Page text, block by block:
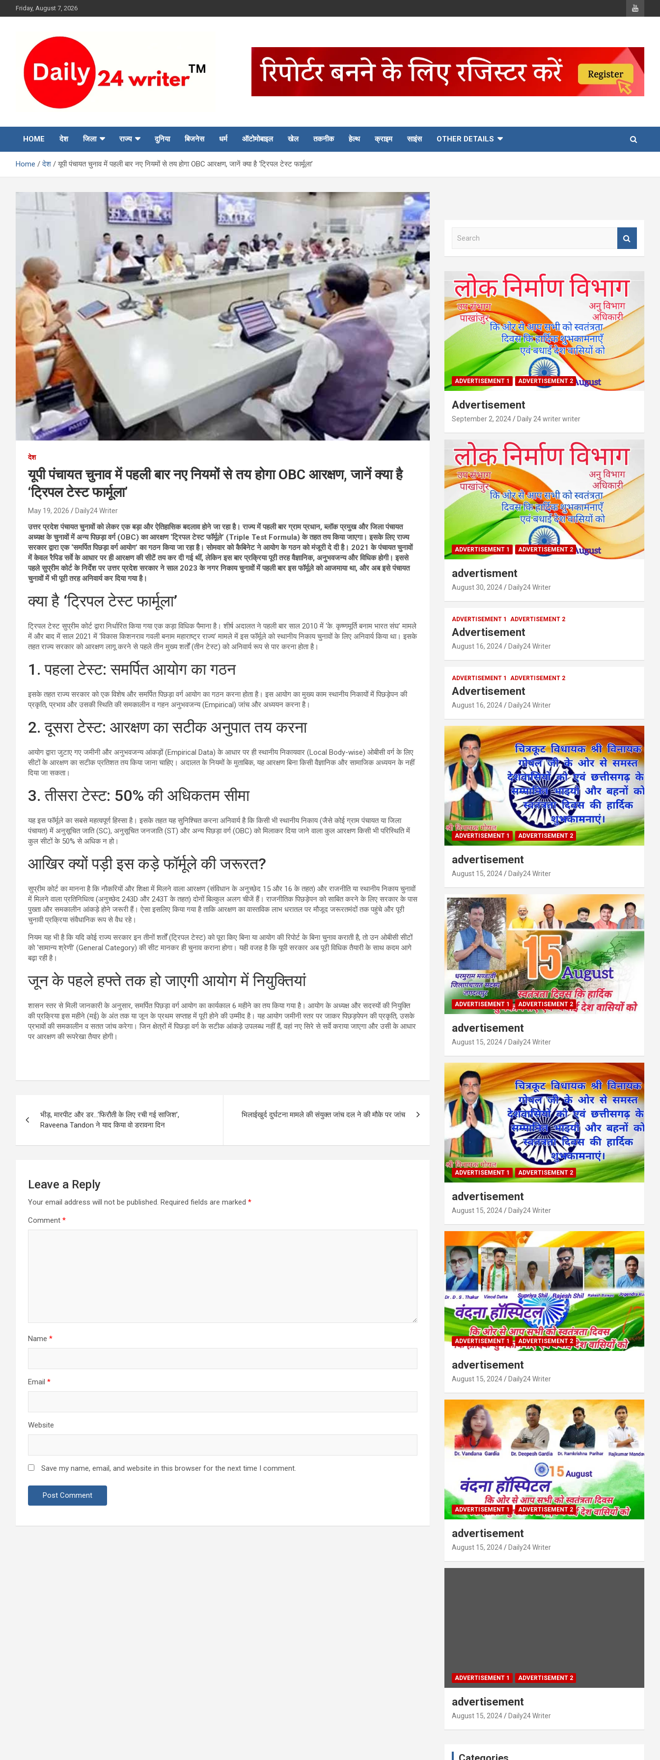
to
Friday, August 7, 2026
HOME देश जिला राज्य दुनिया बिजनेस धर्म ऑटोमोबाइल खेल तकनीक हेल्थ क्राइम साइंस OTHER DETAILS
Home देश यूपी पंचायत चुनाव में पहली बार नए नियमों से तय होगा OBC आरक्षण, जानें क्या है ‘ट्रिपल टेस्ट फार्मूला’
देश
यूपी पंचायत चुनाव में पहली बार नए नियमों से तय होगा OBC आरक्षण, जानें क्या है
‘ट्रिपल टेस्ट फार्मूला’
May 19, 2026 Daily24 Writer
उत्तर प्रदेश पंचायत चुनावों को लेकर एक बड़ा और ऐतिहासिक बदलाव होने जा रहा है। राज्य में पहली बार ग्राम प्रधान, ब्लॉक प्रमुख और जिला पंचायत
अध्यक्ष के चुनावों में अन्य पिछड़ा वर्ग (OBC) का आरक्षण ‘ट्रिपल टेस्ट फॉर्मूले’ (Triple Test Formula) के तहत तय किया जाएगा। इसके लिए राज्य
सरकार द्वारा एक ‘समर्पित पिछड़ा वर्ग आयोग’ का गठन किया जा रहा है। सोमवार को कैबिनेट ने आयोग के गठन को मंजूरी दे दी है। 2021 के पंचायत चुनावों
में केवल रैपिड सर्वे के आधार पर ही आरक्षण की सीटें तय कर दी गई थीं, लेकिन इस बार प्रक्रिया पूरी तरह वैज्ञानिक, अनुभवजन्य और विधिक होगी। इससे
पहले सुप्रीम कोर्ट के निर्देश पर उत्तर प्रदेश सरकार ने साल 2023 के नगर निकाय चुनावों में पहली बार इस फॉर्मूले को आजमाया था, और अब इसे पंचायत
चुनावों में भी पूरी तरह अनिवार्य कर दिया गया है।
क्या है ‘ट्रिपल टेस्ट फार्मूला’
ट्रिपल टेस्ट सुप्रीम कोर्ट द्वारा निर्धारित किया गया एक कड़ा विधिक पैमाना है। शीर्ष अदालत ने पहली बार साल 2010 में ‘के. कृष्णमूर्ति बनाम भारत संघ’ मामले
में और बाद में साल 2021 में ‘विकास किशनराव गवली बनाम महाराष्ट्र राज्य’ मामले में इस फॉर्मूले को स्थानीय निकाय चुनावों के लिए अनिवार्य किया था। इसके
तहत राज्य सरकार को आरक्षण लागू करने से पहले तीन मुख्य शर्तों (तीन टेस्ट) को अनिवार्य रूप से पार करना होता है।
1. पहला टेस्ट: समर्पित आयोग का गठन
इसके तहत राज्य सरकार को एक विशेष और समर्पित पिछड़ा वर्ग आयोग का गठन करना होता है। इस आयोग का मुख्य काम स्थानीय निकायों में पिछड़ेपन की
प्रकृति, प्रभाव और उसकी स्थिति की समकालीन व गहन अनुभवजन्य (Empirical) जांच और अध्ययन करना है।
2. दूसरा टेस्ट: आरक्षण का सटीक अनुपात तय करना
आयोग द्वारा जुटाए गए जमीनी और अनुभवजन्य आंकड़ों (Empirical Data) के आधार पर ही स्थानीय निकायवार (Local Body-wise) ओबीसी वर्ग के लिए
सीटों के आरक्षण का सटीक प्रतिशत तय किया जाना चाहिए। अदालत के नियमों के मुताबिक, यह आरक्षण बिना किसी वैज्ञानिक और सामाजिक अध्ययन के नहीं
दिया जा सकता।
3. तीसरा टेस्ट: 50% की अधिकतम सीमा
यह इस फॉर्मूले का सबसे महत्वपूर्ण हिस्सा है। इसके तहत यह सुनिश्चित करना अनिवार्य है कि किसी भी स्थानीय निकाय (जैसे कोई ग्राम पंचायत या जिला
पंचायत) में अनुसूचित जाति (SC), अनुसूचित जनजाति (ST) और अन्य पिछड़ा वर्ग (OBC) को मिलाकर दिया जाने वाला कुल आरक्षण किसी भी परिस्थिति में
कुल सीटों के 50% से अधिक न हो।
आखिर क्यों पड़ी इस कड़े फॉर्मूले की जरूरत?
सुप्रीम कोर्ट का मानना है कि नौकरियों और शिक्षा में मिलने वाला आरक्षण (संविधान के अनुच्छेद 15 और 16 के तहत) और राजनीति या स्थानीय निकाय चुनावों
में मिलने वाला प्रतिनिधित्व (अनुच्छेद 243D और 243T के तहत) दोनों बिल्कुल अलग चीजें हैं। राजनीतिक पिछड़ेपन को साबित करने के लिए सरकार के पास
पुख्ता और समकालीन आंकड़े होने जरूरी हैं। ऐसा इसलिए किया गया है ताकि आरक्षण का वास्तविक लाभ धरातल पर मौजूद जरूरतमंदों तक पहुंचे और पूरी
चुनावी प्रक्रिया संवैधानिक रूप से वैध रहे।
नियम यह भी है कि यदि कोई राज्य सरकार इन तीनों शर्तों (ट्रिपल टेस्ट) को पूरा किए बिना या आयोग की रिपोर्ट के बिना चुनाव कराती है, तो उन ओबीसी सीटों
को ‘सामान्य श्रेणी’ (General Category) की सीट मानकर ही चुनाव कराना होगा। यही वजह है कि यूपी सरकार अब पूरी विधिक तैयारी के साथ कदम आगे
बढ़ा रही है।
जून के पहले हफ्ते तक हो जाएगी आयोग में नियुक्तियां
शासन स्तर से मिली जानकारी के अनुसार, समर्पित पिछड़ा वर्ग आयोग का कार्यकाल 6 महीने का तय किया गया है। आयोग के अध्यक्ष और सदस्यों की नियुक्ति
की प्रक्रिया इस महीने (मई) के अंत तक या जून के प्रथम सप्ताह में पूरी होने की उम्मीद है। यह आयोग जमीनी स्तर पर जाकर पिछड़पेपन की प्रकृति, उसके
प्रभावों की समकालीन व सतत जांच करेगा। जिन क्षेत्रों में पिछड़ा वर्ग के सटीक आंकड़े उपलब्ध नहीं हैं, वहां नए सिरे से सर्वे कराया जाएगा और उसी के आधार
पर आरक्षण की रूपरेखा तैयार होगी।
navigation
भीड़, मारपीट और डर…’फिरौती के लिए रची गई साजिश’,
Raveena Tandon ने याद किया वो डरावना दिन
भिलाईखुर्द दुर्घटना मामले की संयुक्त जांच दल ने की मौके पर जांच
Leave a Reply
Your email address will not be published. Required fields are marked *
Comment *
Name *
Email *
Website
Save my name, email, and website in this browser for the next time I comment.
h
ADVERTISEMENT 1 ADVERTISEMENT 2
Advertisement
September 2, 2024 Daily 24 writer writer
ADVERTISEMENT 1 ADVERTISEMENT 2
advertisment
August 30, 2024 Daily24 Writer
ADVERTISEMENT 1 ADVERTISEMENT 2
Advertisement
August 16, 2024 Daily24 Writer
ADVERTISEMENT 1 ADVERTISEMENT 2
Advertisement
August 16, 2024 Daily24 Writer
ADVERTISEMENT 1 ADVERTISEMENT 2
advertisement
August 15, 2024 Daily24 Writer
ADVERTISEMENT 1 ADVERTISEMENT 2
advertisement
August 15, 2024 Daily24 Writer
ADVERTISEMENT 1 ADVERTISEMENT 2
advertisement
August 15, 2024 Daily24 Writer
ADVERTISEMENT 1 ADVERTISEMENT 2
advertisement
August 15, 2024 Daily24 Writer
ADVERTISEMENT 1 ADVERTISEMENT 2
advertisement
August 15, 2024 Daily24 Writer
ADVERTISEMENT 1 ADVERTISEMENT 2
advertisement
August 15, 2024 Daily24 Writer